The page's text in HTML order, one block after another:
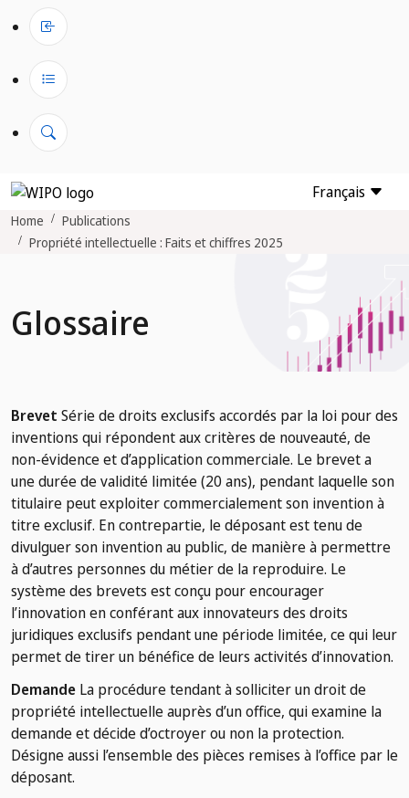
Français
Home
Publications
Propriété intellectuelle : Faits et chiffres 2025
Glossaire
Brevet Série de droits exclusifs accordés par la loi pour des
inventions qui répondent aux critères de nouveauté, de
non-évidence et d’application commerciale. Le brevet a
une durée de validité limitée (20 ans), pendant laquelle son
titulaire peut exploiter commercialement son invention à
titre exclusif. En contrepartie, le déposant est tenu de
divulguer son invention au public, de manière à permettre
à d’autres personnes du métier de la reproduire. Le
système des brevets est conçu pour encourager
l’innovation en conférant aux innovateurs des droits
juridiques exclusifs pendant une période limitée, ce qui leur
permet de tirer un bénéfice de leurs activités d’innovation.
Demande La procédure tendant à solliciter un droit de
propriété intellectuelle auprès d’un office, qui examine la
demande et décide d’octroyer ou non la protection.
Désigne aussi l’ensemble des pièces remises à l’office par le
déposant.